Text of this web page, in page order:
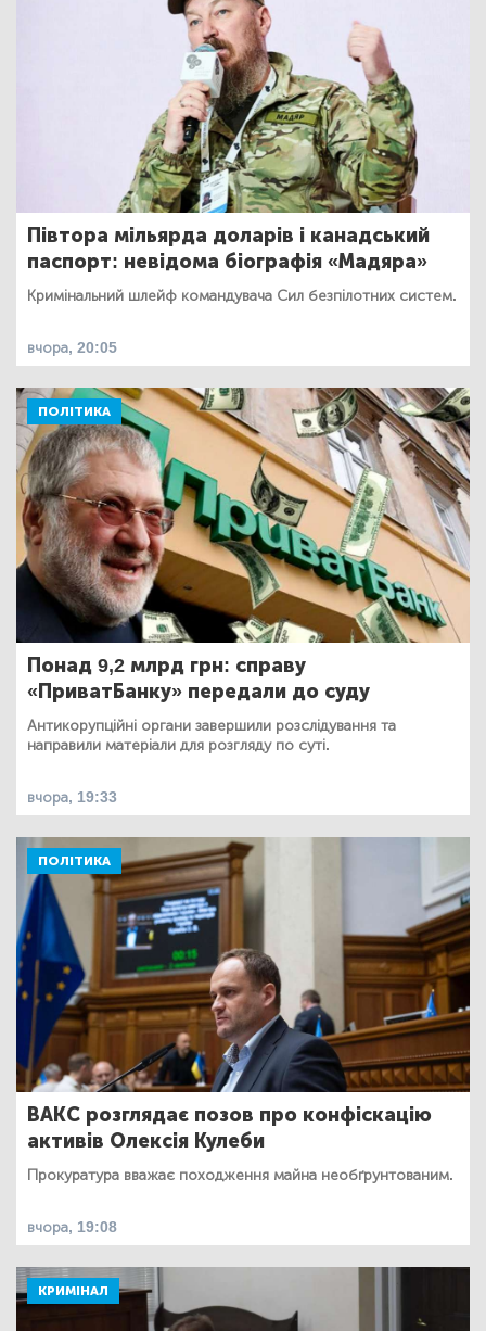
Півтора мільярда доларів і канадський
паспорт: невідома біографія «Мадяра»
Кримінальний шлейф командувача Сил безпілотних систем.
вчора, 20:05
ПОЛІТИКА
Понад 9,2 млрд грн: справу
«ПриватБанку» передали до суду
Антикорупційні органи завершили розслідування та
направили матеріали для розгляду по суті.
вчора, 19:33
ПОЛІТИКА
ВАКС розглядає позов про конфіскацію
активів Олексія Кулеби
Прокуратура вважає походження майна необґрунтованим.
вчора, 19:08
КРИМІНАЛ